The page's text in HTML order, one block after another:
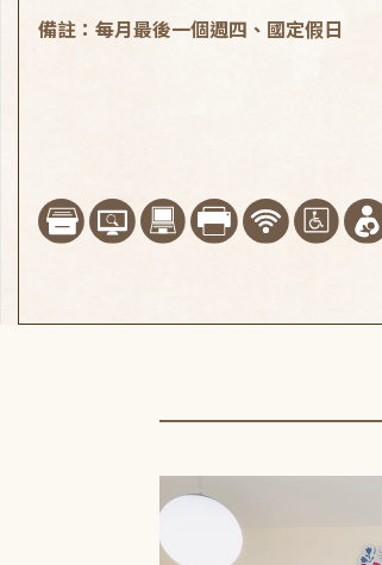
備註：每月最後一個週四、國定假日